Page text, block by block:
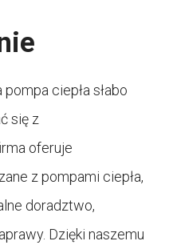
ciepła słabo
się z
oferuje
z pompami ciepła,
doradztwo,
Dzięki naszemu